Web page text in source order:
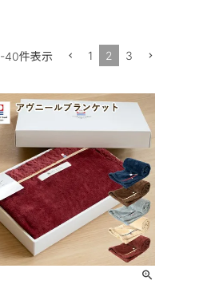
-40件表示 1 2 3